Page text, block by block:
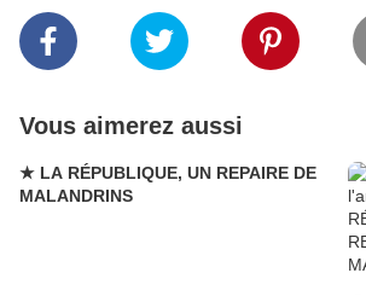
Vous aimerez aussi
★ LA RÉPUBLIQUE, UN REPAIRE DE
MALANDRINS